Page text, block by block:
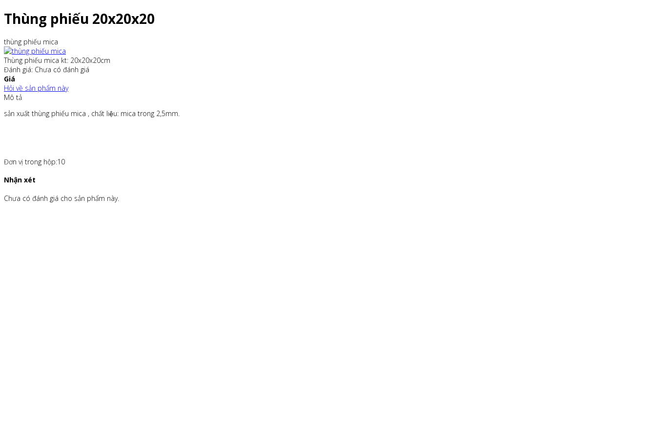
Thùng phiếu 20x20x20
thùng phiếu mica
Thùng phiếu mica kt: 20x20x20cm
Đánh giá: Chưa có đánh giá
Giá
Hỏi về sản phẩm này
Mô tả
sản xuất thùng phiếu mica , chất liệu: mica trong 2,5mm.
Đơn vị trong hộp:10
Nhận xét
Chưa có đánh giá cho sản phẩm này.